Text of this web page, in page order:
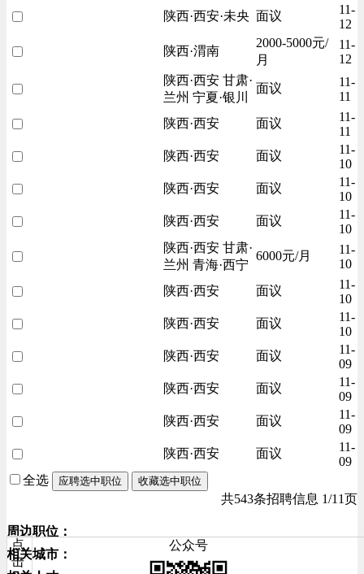
陕西·西安·未央 面议
11-
12
陕西·渭南
2000-5000元/
月
11-
12
陕西·西安 甘肃·
兰州 宁夏·银川
面议
11-
11
陕西·西安
面议
11-
11
陕西·西安
面议
11-
10
陕西·西安
面议
11-
10
陕西·西安
面议
11-
10
陕西·西安 甘肃·
兰州 青海·西宁
6000元/月
11-
10
陕西·西安
面议
11-
10
陕西·西安
面议
11-
10
陕西·西安
面议
11-
09
陕西·西安
面议
11-
09
陕西·西安
面议
11-
09
陕西·西安
面议
11-
09
全选
应聘选中职位 收藏选中职位
共543条招聘信息 1/11页
周边职位：
相关城市：
点
击
公众号